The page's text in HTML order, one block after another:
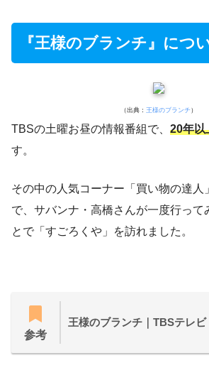
『王様のブランチ』につ
（出典： 王様のブランチ）
TBSの土曜お昼の情報番組で、 20年以
す。
その中の人気コーナー「買い物の達人
で、サバンナ・高橋さんが一度行って
とで「すごろくや」を訪れました。
参考
王様のブランチ｜TBSテレビ